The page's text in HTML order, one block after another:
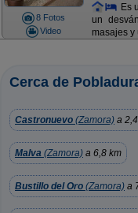
8 Fotos
Video
Es
un
masajes y
Cerca de
Castronuevo (Zamora) a
Malva (Zamora) a 6,8 km
Bustillo del Oro (Zamora) a